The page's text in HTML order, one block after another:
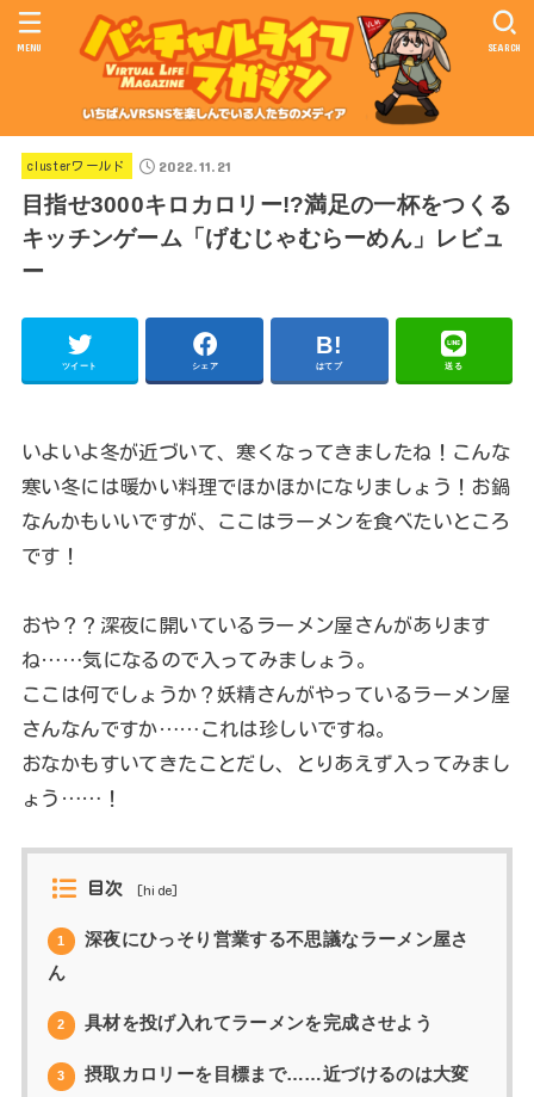
SEARCH
MENU
clusterワールド 2022.11.21
目指せ3000キロカロリー!?満足の一杯をつくる
キッチンゲーム「げむじゃむらーめん」レビュ
ー
ツイート シェア はてブ 送る
いよいよ冬が近づいて、寒くなってきましたね！こんな
寒い冬には暖かい料理でほかほかになりましょう！お鍋
なんかもいいですが、ここはラーメンを食べたいところ
です！
おや？？深夜に開いているラーメン屋さんがあります
ね……気になるので入ってみましょう。
ここは何でしょうか？妖精さんがやっているラーメン屋
さんなんですか……これは珍しいですね。
おなかもすいてきたことだし、とりあえず入ってみまし
ょう……！
目次 [hide]
1
深夜にひっそり営業する不思議なラーメン屋さ
ん
2 具材を投げ入れてラーメンを完成させよう
3
摂取カロリーを目標まで……近づけるのは大変